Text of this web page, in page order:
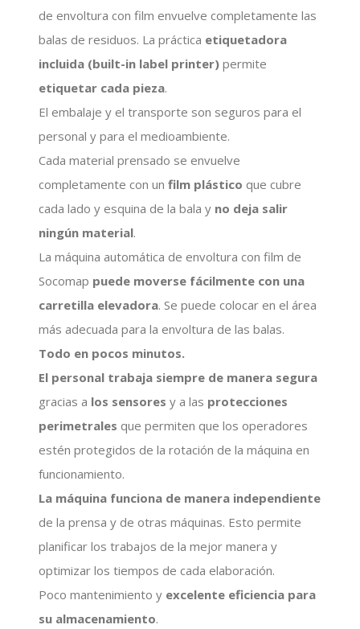
de envoltura con film envuelve completamente las
balas de residuos. La práctica etiquetadora
incluida (built-in label printer)permite
etiquetar cada pieza.
El embalaje y el transporte son seguros para el
personal y para el medioambiente.
Cada material prensado se envuelve
completamente con un film plástico que cubre
cada lado y esquina de la bala y no deja salir
ningún material.
La máquina automática de envoltura con film de
Socomap puede moverse fácilmente con una
carretilla elevadora. Se puede colocar en el área
más adecuada para la envoltura de las balas.
Todo en pocos minutos.
El personal trabaja siempre de manera segura
gracias a los sensores y a las protecciones
perimetrales que permiten que los operadores
estén protegidos de la rotación de la máquina en
funcionamiento.
La máquina funciona de manera independiente
de la prensa y de otras máquinas. Esto permite
planificar los trabajos de la mejor manera y
optimizar los tiempos de cada elaboración.
Poco mantenimiento y excelente eficiencia para
su almacenamiento.